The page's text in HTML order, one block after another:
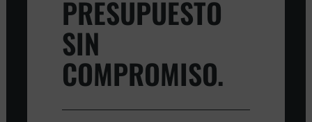
PRESUPUESTO
SIN
COMPROMISO.